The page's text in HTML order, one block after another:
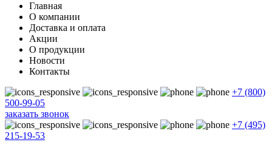
Главная
О компании
Доставка и оплата
Акции
О продукции
Новости
Контакты
+7 (800)
500-99-05
заказать звонок
+7 (495)
215-19-53